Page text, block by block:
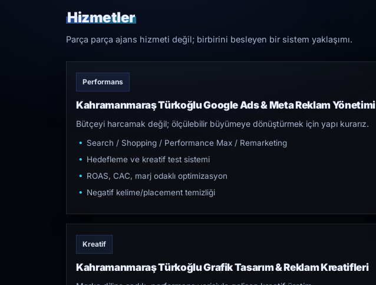
Hizmetler
Parça parça ajans hizmeti değil; birbirini besleyen bir sistem yaklaşımı.
Performans
Kahramanmaraş Türkoğlu Google Ads & Meta Reklam Yönetimi
Bütçeyi harcamak değil; ölçülebilir büyümeye dönüştürmek için yapı kurarız.
Search / Shopping / Performance Max / Remarketing
Hedefleme ve kreatif test sistemi
ROAS, CAC, marj odaklı optimizasyon
Negatif kelime/placement temizliği
Kreatif
Kahramanmaraş Türkoğlu Grafik Tasarım & Reklam Kreatifleri